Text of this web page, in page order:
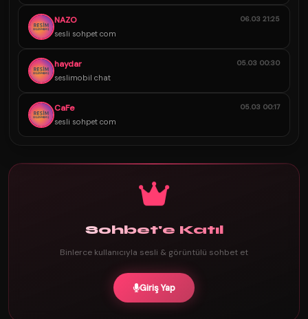
NAZO
sesli sohpet com
06.03 21:25
haydar
seslimobil chat
05.03 00:30
CaFe
sesli sohpet com
05.03 00:17
Sohbet'e Katıl
Binlerce kullanıcıyla sesli & görüntülü sohbet et
Giriş Yap